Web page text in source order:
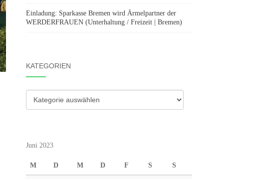
Einladung: Sparkasse Bremen wird Ärmelpartner der
WERDERFRAUEN (Unterhaltung / Freizeit | Bremen)
KATEGORIEN
Kategorien
Juni 2023
M D M D F S S